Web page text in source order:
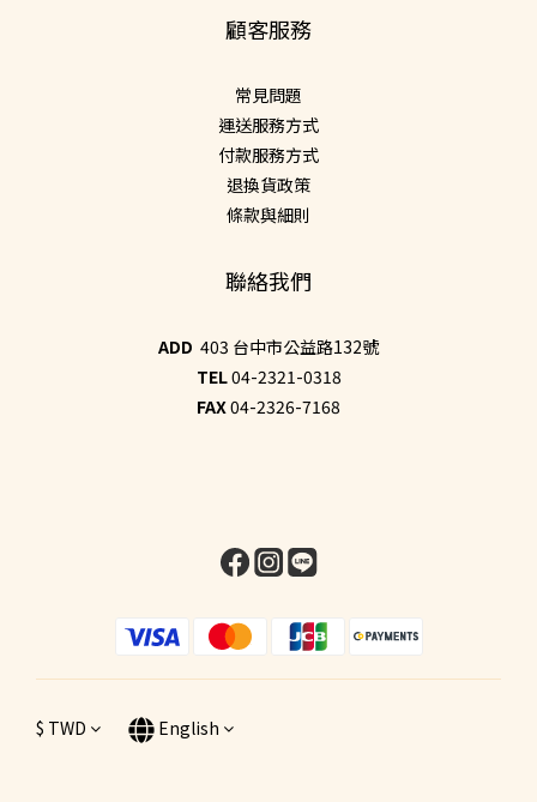
顧客服務
常見問題
運送服務方式
付款服務方式
退換貨政策
條款與細則
聯絡我們
ADD 403 台中市公益路132號
TEL04-2321-0318
FAX04-2326-7168
$ TWD English